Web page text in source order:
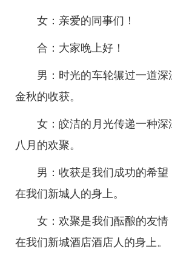
女：亲爱的同事们！
合：大家晚上好！
男：时光的车轮辗过一道
金秋的收获。
女：皎洁的月光传递一种
八月的欢聚。
男：收获是我们成功的希
在我们新城人的身上。
女：欢聚是我们酝酿的友
在我们新城酒店酒店人的身上。